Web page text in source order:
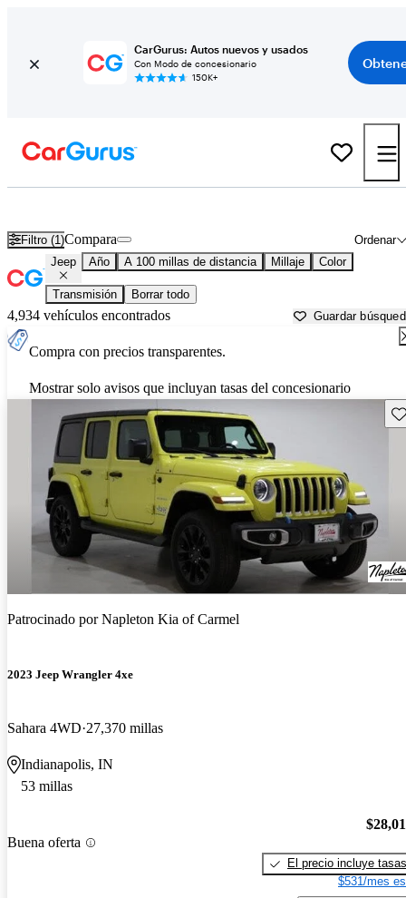
CarGurus: Autos nuevos y usados
Con Modo de concesionario
150K+
Filtro (1) Ordenar
Compara
Jeep Año A 100 millas de distancia Millaje Color
Transmisión Borrar todo
4,934 vehículos encontrados Guardar
Compra con precios transparentes.
Mostrar solo avisos que incluyan tasas del concesionario
Patrocinado porNapleton Kia of Carmel
2023 Jeep Wrangler 4xe
Sahara 4WD 27,370 millas
Indianapolis, IN
53 millas
Buena oferta
El precio incluye tasas
$531/mes